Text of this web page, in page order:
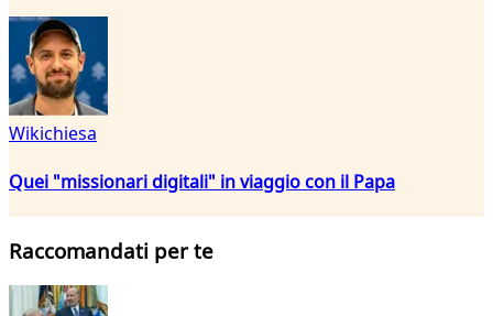
Wikichiesa
Quei "missionari digitali" in viaggio con il Papa
Raccomandati per te